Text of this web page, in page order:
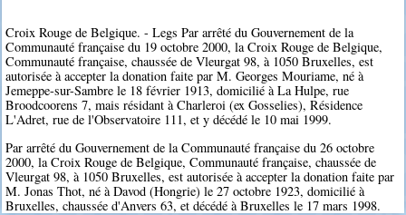
Croix Rouge de Belgique. - Legs Par arrêté du Gouvernement de la
Communauté française du 19 octobre 2000, la Croix Rouge de Belgique,
Communauté française, chaussée de Vleurgat 98, à 1050 Bruxelles, est
autorisée à accepter la donation faite par M. Georges Mouriame, né à
Jemeppe-sur-Sambre le 18 février 1913, domicilié à La Hulpe, rue
Broodcoorens 7, mais résidant à Charleroi (ex Gosselies), Résidence
L'Adret, rue de l'Observatoire 111, et y décédé le 10 mai 1999.
Par arrêté du Gouvernement de la Communauté française du 26 octobre
2000, la Croix Rouge de Belgique, Communauté française, chaussée de
Vleurgat 98, à 1050 Bruxelles, est autorisée à accepter la donation faite par
M. Jonas Thot, né à Davod (Hongrie) le 27 octobre 1923, domicilié à
Bruxelles, chaussée d'Anvers 63, et décédé à Bruxelles le 17 mars 1998.